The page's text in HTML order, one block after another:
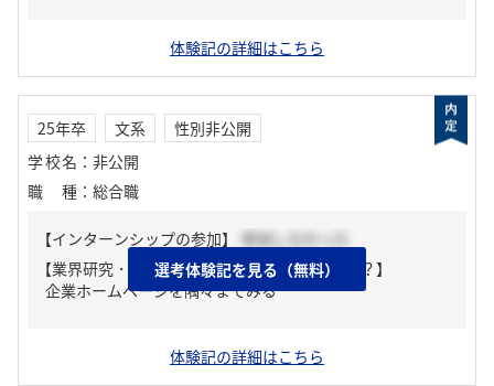
体験記の詳細はこちら
25年卒 文系
性別非公開
学校名 ： 非公開
職種 ： 総合職
【インターンシップの参加】
参加しなかった
【業界研究・企業研究はどんな風にしましたか？】
企業ホームページを隅々までみる
選考体験記を見る（無料）
体験記の詳細はこちら